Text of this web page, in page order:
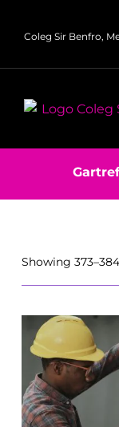
Coleg Sir Benfro,
Gartref
Showing